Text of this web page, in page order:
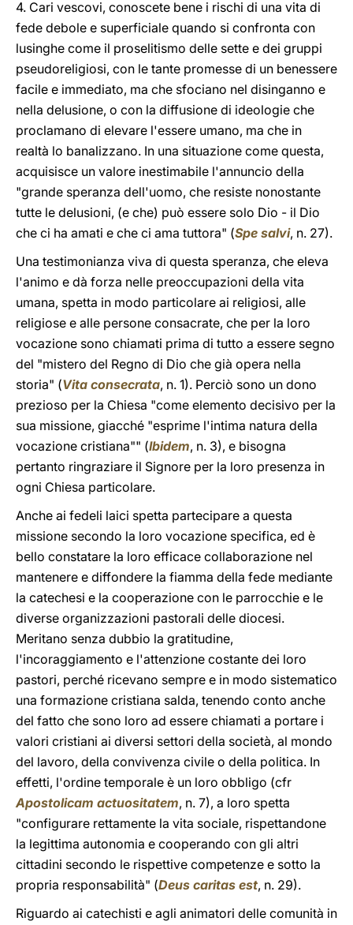
4. Cari vescovi, conoscete bene i rischi di una vita di
fede debole e superficiale quando si confronta con
lusinghe come il proselitismo delle sette e dei gruppi
pseudoreligiosi, con le tante promesse di un benessere
facile e immediato, ma che sfociano nel disinganno e
nella delusione, o con la diffusione di ideologie che
proclamano di elevare l'essere umano, ma che in
realtà lo banalizzano. In una situazione come questa,
acquisisce un valore inestimabile l'annuncio della
"grande speranza dell'uomo, che resiste nonostante
tutte le delusioni, (e che) può essere solo Dio - il Dio
che ci ha amati e che ci ama tuttora" (Spe salvi, n. 27).
Una testimonianza viva di questa speranza, che eleva
l'animo e dà forza nelle preoccupazioni della vita
umana, spetta in modo particolare ai religiosi, alle
religiose e alle persone consacrate, che per la loro
vocazione sono chiamati prima di tutto a essere segno
del "mistero del Regno di Dio che già opera nella
storia" (Vita consecrata, n. 1). Perciò sono un dono
prezioso per la Chiesa "come elemento decisivo per la
sua missione, giacché "esprime l'intima natura della
vocazione cristiana"" (Ibidem, n. 3), e bisogna
pertanto ringraziare il Signore per la loro presenza in
ogni Chiesa particolare.
Anche ai fedeli laici spetta partecipare a questa
missione secondo la loro vocazione specifica, ed è
bello constatare la loro efficace collaborazione nel
mantenere e diffondere la fiamma della fede mediante
la catechesi e la cooperazione con le parrocchie e le
diverse organizzazioni pastorali delle diocesi.
Meritano senza dubbio la gratitudine,
l'incoraggiamento e l'attenzione costante dei loro
pastori, perché ricevano sempre e in modo sistematico
una formazione cristiana salda, tenendo conto anche
del fatto che sono loro ad essere chiamati a portare i
valori cristiani ai diversi settori della società, al mondo
del lavoro, della convivenza civile o della politica. In
effetti, l'ordine temporale è un loro obbligo (cfr
Apostolicam actuositatem, n. 7), a loro spetta
"configurare rettamente la vita sociale, rispettandone
la legittima autonomia e cooperando con gli altri
cittadini secondo le rispettive competenze e sotto la
propria responsabilità" (Deus caritas est, n. 29).
Riguardo ai catechisti e agli animatori delle comunità in